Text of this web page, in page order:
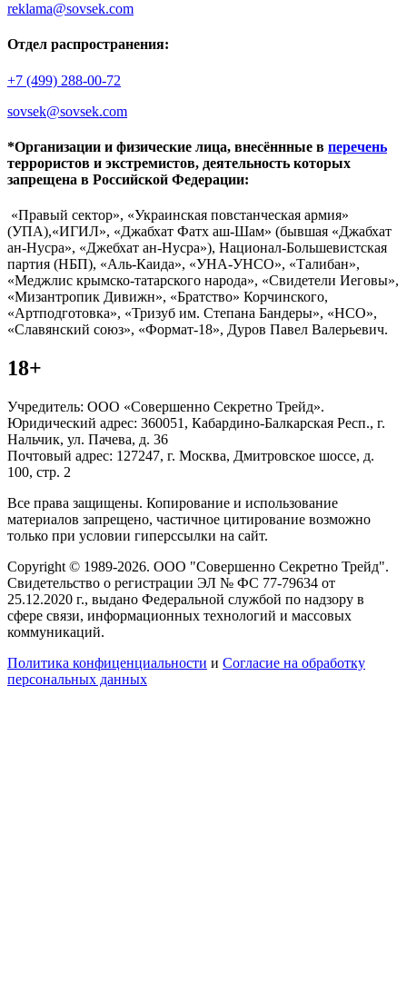
reklama@sovsek.com
Отдел распространения:
+7 (499) 288-00-72
sovsek@sovsek.com
*Организации и физические лица, внесённные в перечень
террористов и экстремистов, деятельность которых
запрещена в Российской Федерации:
«Правый сектор», «Украинская повстанческая армия»
(УПА),«ИГИЛ», «Джабхат Фатх аш-Шам» (бывшая «Джабхат
ан-Нусра», «Джебхат ан-Нусра»), Национал-Большевистская
партия (НБП), «Аль-Каида», «УНА-УНСО», «Талибан»,
«Меджлис крымско-татарского народа», «Свидетели Иеговы»,
«Мизантропик Дивижн», «Братство» Корчинского,
«Артподготовка», «Тризуб им. Степана Бандеры», «НСО»,
«Славянский союз», «Формат-18», Дуров Павел Валерьевич.
18+
Учредитель: ООО «Совершенно Секретно Трейд».
Юридический адрес: 360051, Кабардино-Балкарская Респ., г.
Нальчик, ул. Пачева, д. 36
Почтовый адрес: 127247, г. Москва, Дмитровское шоссе, д.
100, стр. 2
Все права защищены. Копирование и использование
материалов запрещено, частичное цитирование возможно
только при условии гиперссылки на сайт.
Copyright © 1989-2026. ООО "Совершенно Секретно Трейд".
Свидетельство о регистрации ЭЛ № ФС 77-79634 от
25.12.2020 г., выдано Федеральной службой по надзору в
сфере связи, информационных технологий и массовых
коммуникаций.
Политика конфиценциальности и Согласие на обработку
персональных данных